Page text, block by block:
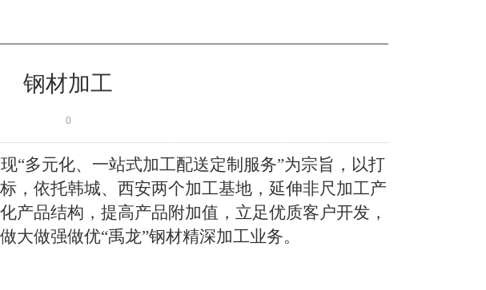
钢材加工
0
“多元化、一站式加工配送定制服务”为宗旨，以打
， 依托韩城、西安两个加工基地，延伸非尺加工产
产品结构，提高产品附加值，立足优质客户开发，
大做强做优“禹龙”钢材精深加工业务。